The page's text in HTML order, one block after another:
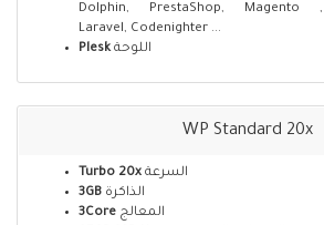
Dolphin, PrestaShop, Magento ,
Laravel, Codenighter ...
Plesk اللوحة
WP Standard 20x
Turbo 20x السرعة
3GB الذاكرة
3Core المعالج